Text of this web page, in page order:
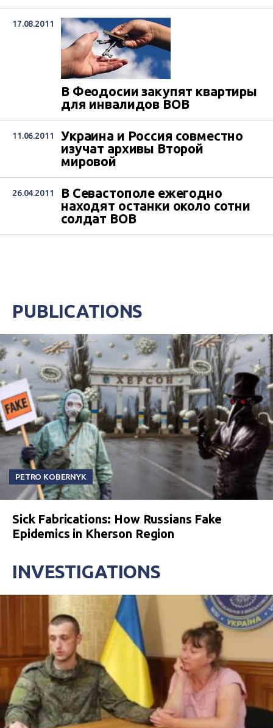
17.08.2011
В Феодосии закупят квартиры
для инвалидов ВОВ
11.06.2011
Украина и Россия совместно
изучат архивы Второй
мировой
26.04.2011
В Севастополе ежегодно
находят останки около сотни
солдат ВОВ
PUBLICATIONS
PETRO KOBERNYK
Sick Fabrications: How Russians Fake
Epidemics in Kherson Region
INVESTIGATIONS